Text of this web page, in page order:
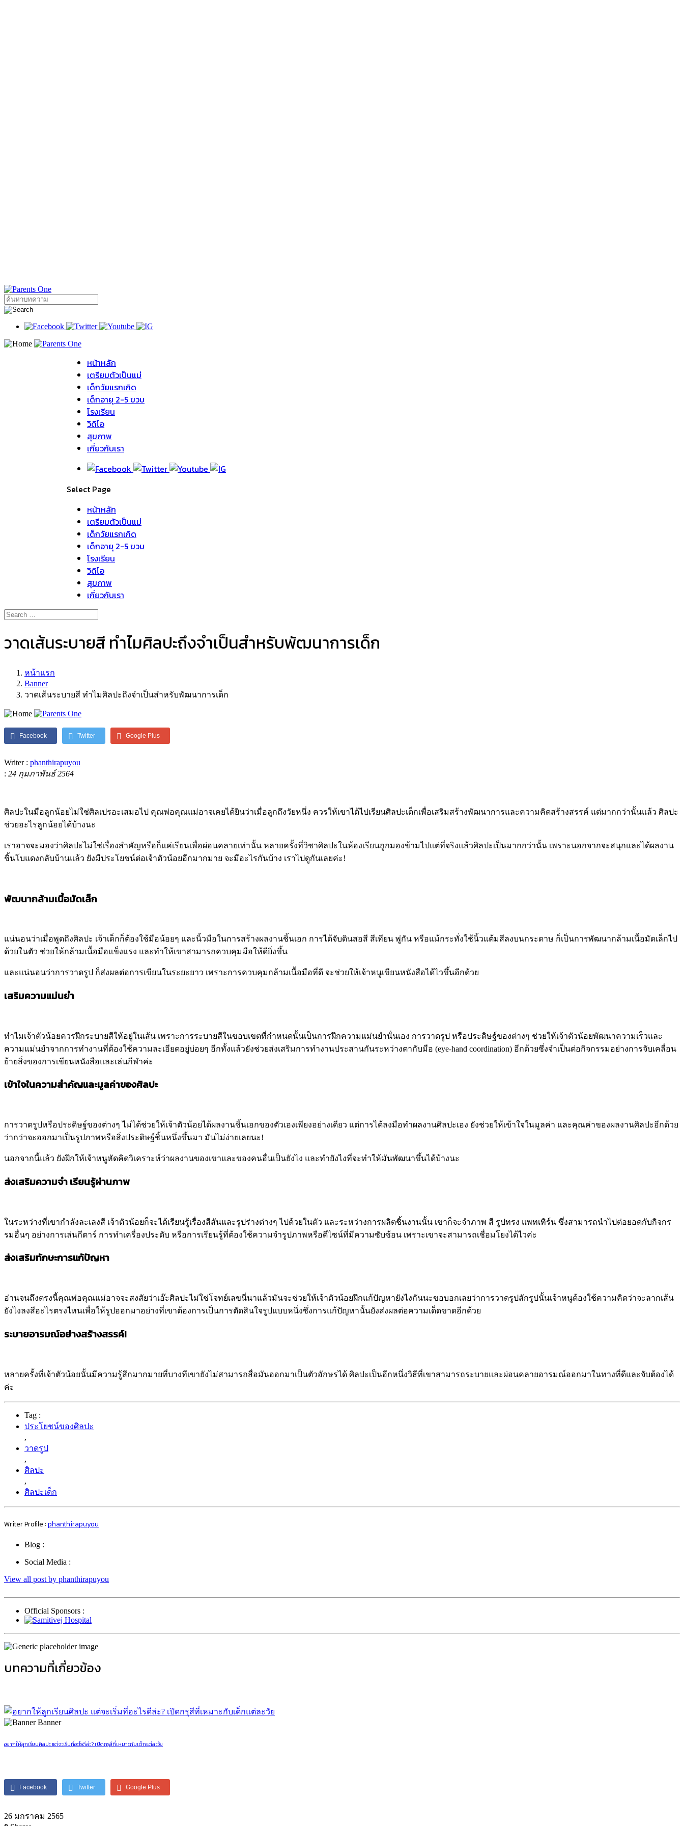
หน้าหลัก
เตรียมตัวเป็นแม่
เด็กวัยแรกเกิด
เด็กอายุ 2-5 ขวบ
โรงเรียน
วิดิโอ
สุขภาพ
เกี่ยวกับเรา
Select Page
หน้าหลัก
เตรียมตัวเป็นแม่
เด็กวัยแรกเกิด
เด็กอายุ 2-5 ขวบ
โรงเรียน
วิดิโอ
สุขภาพ
เกี่ยวกับเรา
วาดเส้นระบายสี ทำไมศิลปะถึงจำเป็นสำหรับพัฒนาการเด็ก
หน้าแรก
Banner
วาดเส้นระบายสี ทำไมศิลปะถึงจำเป็นสำหรับพัฒนาการเด็ก
Facebook Twitter Google Plus
Writer : phanthirapuyou
: 24 กุมภาพันธ์ 2564
ศิลปะในมือลูกน้อยไม่ใช่ศิลเปรอะเสมอไป คุณพ่อคุณแม่อาจเคยได้ยินว่าเมื่อลูกถึงวัยหนึ่ง ควรให้เขาได้ไปเรียนศิลปะเด็กเพื่อเสริมสร้างพัฒนาการและความคิดสร้างสรรค์ แต่มากกว่านั้นแล้ว ศิลปะ
ช่วยอะไรลูกน้อยได้บ้างนะ
เราอาจจะมองว่าศิลปะไม่ใช่เรื่องสำคัญหรือก็แค่เรียนเพื่อผ่อนคลายเท่านั้น หลายครั้งที่วิชาศิลปะในห้องเรียนถูกมองข้ามไปแต่ที่จริงแล้วศิลปะเป็นมากกว่านั้น เพราะนอกจากจะสนุกและได้ผลงาน
ชิ้นโบแดงกลับบ้านแล้ว ยังมีประโยชน์ต่อเจ้าตัวน้อยอีกมากมาย จะมีอะไรกันบ้าง เราไปดูกันเลยค่ะ!
พัฒนากล้ามเนื้อมัดเล็ก
แน่นอนว่าเมื่อพูดถึงศิลปะ เจ้าเด็กก็ต้องใช้มือน้อยๆ และนิ้วมือในการสร้างผลงานชิ้นเอก การได้จับดินสอสี สีเทียน พู่กัน หรือแม้กระทั่งใช้นิ้วแต้มสีลงบนกระดาษ ก็เป็นการพัฒนากล้ามเนื้อมัดเล็กไป
ด้วยในตัว ช่วยให้กล้ามเนื้อมือแข็งแรง และทำให้เขาสามารถควบคุมมือให้ดียิ่งขึ้น
และแน่นอนว่าการวาดรูป ก็ส่งผลต่อการเขียนในระยะยาว เพราะการควบคุมกล้ามเนื้อมือที่ดี จะช่วยให้เจ้าหนูเขียนหนังสือได้ไวขึ้นอีกด้วย
เสริมความแม่นยำ
ทำไมเจ้าตัวน้อยควรฝึกระบายสีให้อยู่ในเส้น เพราะการระบายสีในขอบเขตที่กำหนดนั้นเป็นการฝึกความแม่นยำนั่นเอง การวาดรูป หรือประดิษฐ์ของต่างๆ ช่วยให้เจ้าตัวน้อยพัฒนาความเร็วและ
ความแม่นยำจากการทำงานที่ต้องใช้ความละเอียดอยู่บ่อยๆ อีกทั้งแล้วยังช่วยส่งเสริมการทำงานประสานกันระหว่างตากับมือ (eye-hand coordination) อีกด้วยซึ่งจำเป็นต่อกิจกรรมอย่างการจับเคลื่อน
ย้ายสิ่งของการเขียนหนังสือและเล่นกีฬาค่ะ
เข้าใจในความสำคัญและมูลค่าของศิลปะ
การวาดรูปหรือประดิษฐ์ของต่างๆ ไม่ได้ช่วยให้เจ้าตัวน้อยได้ผลงานชิ้นเอกของตัวเองเพียงอย่างเดียว แต่การได้ลงมือทำผลงานศิลปะเอง ยังช่วยให้เข้าใจในมูลค่า และคุณค่าของผลงานศิลปะอีกด้วย
ว่ากว่าจะออกมาเป็นรูปภาพหรือสิ่งประดิษฐ์ชิ้นหนึ่งขึ้นมา มันไม่ง่ายเลยนะ!
นอกจากนี้แล้ว ยังฝึกให้เจ้าหนูหัดคิดวิเคราะห์ว่าผลงานของเขาและของคนอื่นเป็นยังไง และทำยังไงที่จะทำให้มันพัฒนาขึ้นได้บ้างนะ
ส่งเสริมความจำ เรียนรู้ผ่านภาพ
ในระหว่างที่เขากำลังละเลงสี เจ้าตัวน้อยก็จะได้เรียนรู้เรื่องสีสันและรูปร่างต่างๆ ไปด้วยในตัว และระหว่างการผลิตชิ้นงานนั้น เขาก็จะจำภาพ สี รูปทรง แพทเทิร์น ซึ่งสามารถนำไปต่อยอดกับกิจกร
รมอื่นๆ อย่างการเล่นกีตาร์ การทำเครื่องประดับ หรือการเรียนรู้ที่ต้องใช้ความจำรูปภาพหรือดีไซน์ที่มีความซับซ้อน เพราะเขาจะสามารถเชื่อมโยงได้ไวค่ะ
ส่งเสริมทักษะการแก้ปัญหา
อ่านจนถึงตรงนี้คุณพ่อคุณแม่อาจจะสงสัยว่าเอ๊ะศิลปะไม่ใช่โจทย์เลขนี่นาแล้วมันจะช่วยให้เจ้าตัวน้อยฝึกแก้ปัญหายังไงกันนะขอบอกเลยว่าการวาดรูปสักรูปนั้นเจ้าหนูต้องใช้ความคิดว่าจะลากเส้น
ยังไงลงสีอะไรตรงไหนเพื่อให้รูปออกมาอย่างที่เขาต้องการเป็นการตัดสินใจรูปแบบหนึ่งซึ่งการแก้ปัญหานั้นยังส่งผลต่อความเด็ดขาดอีกด้วย
ระบายอารมณ์อย่างสร้างสรรค์!
หลายครั้งที่เจ้าตัวน้อยนั้นมีความรู้สึกมากมายที่บางทีเขายังไม่สามารถสื่อมันออกมาเป็นตัวอักษรได้ ศิลปะเป็นอีกหนึ่งวิธีที่เขาสามารถระบายและผ่อนคลายอารมณ์ออกมาในทางที่ดีและจับต้องได้
ค่ะ
Tag :
ประโยชน์ของศิลปะ
,
วาดรูป
,
ศิลปะ
,
ศิลปะเด็ก
Writer Profile : phanthirapuyou
Blog :
Social Media :
View all post by phanthirapuyou
Official Sponsors :
บทความที่เกี่ยวข้อง
Banner
อยากให้ลูกเรียนศิลปะ แต่จะเริ่มที่อะไรดีล่ะ? เปิดกรุสีที่เหมาะกับเด็กแต่ละวัย
Facebook Twitter Google Plus
26 มกราคม 2565